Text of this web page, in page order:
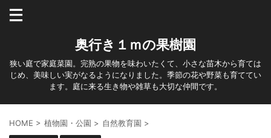
奥行き１ｍの果樹園
狭い庭で家庭菜園。完熟の果物を味わいたくて、小さな苗木から育ては
じめ、美味しい実がなるようになりました。季節の花や野菜も育ててい
ます。庭に来る生き物や雑草も大切な仲間です。
HOME > 植物園・公園 > 自然教育園 >